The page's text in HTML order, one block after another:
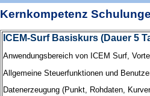
Kernkompetenz
ICEM-Surf Basiskurs (Dauer 5
Anwendungsbereich von ICEM Surf,
Allgemeine Steuerfunktionen und
Datenerzeugung (Punkt, Rohdaten,